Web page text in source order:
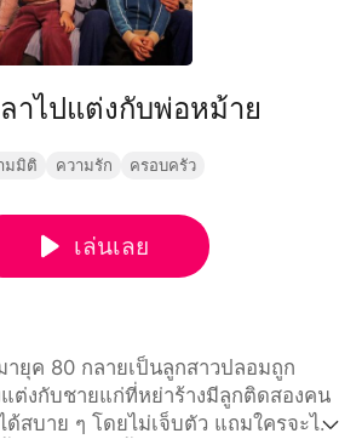
าไปแต่งกับพ่อหม้าย
มมิติ ความรัก ครอบครัว
เล่นเลย
ายุค 80 กลายเป็นลูกสาวปลอมถูก
ต่งกับชายแก่ที่หย่าร้างมีลูกติดสองคน
ด้สบาย ๆ โดยไม่เจ็บตัว แถมใครจะไป